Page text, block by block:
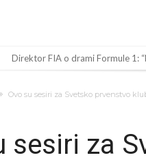
Direktor FIA o drami Formule 1:
Veliki udarac za Barcelonu:
Ovo su sesiri za Svetsko prvenstvo
sesiri za